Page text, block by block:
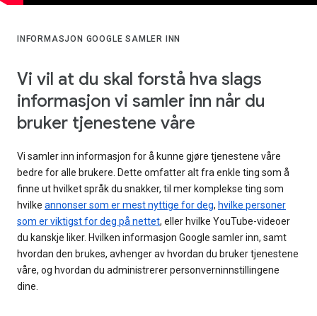
INFORMASJON GOOGLE SAMLER INN
Vi vil at du skal forstå hva slags
informasjon vi samler inn når du
bruker tjenestene våre
Vi samler inn informasjon for å kunne gjøre tjenestene våre
bedre for alle brukere. Dette omfatter alt fra enkle ting som å
finne ut hvilket språk du snakker, til mer komplekse ting som
hvilke annonser som er mest nyttige for deg, hvilke personer
som er viktigst for deg på nettet, eller hvilke YouTube-videoer
du kanskje liker. Hvilken informasjon Google samler inn, samt
hvordan den brukes, avhenger av hvordan du bruker tjenestene
våre, og hvordan du administrerer personverninnstillingene
dine.